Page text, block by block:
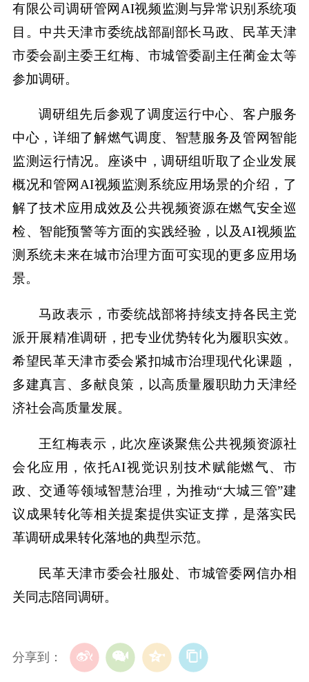
有限公司调研管网AI视频监测与异常识别系统项
目。中共天津市委统战部副部长马政、民革天津
市委会副主委王红梅、市城管委副主任蔺金太等
参加调研。
调研组先后参观了调度运行中心、客户服务
中心，详细了解燃气调度、智慧服务及管网智能
监测运行情况。座谈中，调研组听取了企业发展
概况和管网AI视频监测系统应用场景的介绍，了
解了技术应用成效及公共视频资源在燃气安全巡
检、智能预警等方面的实践经验，以及AI视频监
测系统未来在城市治理方面可实现的更多应用场
景。
马政表示，市委统战部将持续支持各民主党
派开展精准调研，把专业优势转化为履职实效。
希望民革天津市委会紧扣城市治理现代化课题，
多建真言、多献良策，以高质量履职助力天津经
济社会高质量发展。
王红梅表示，此次座谈聚焦公共视频资源社
会化应用，依托AI视觉识别技术赋能燃气、市
政、交通等领域智慧治理，为推动“大城三管”建
议成果转化等相关提案提供实证支撑，是落实民
革调研成果转化落地的典型示范。
民革天津市委会社服处、市城管委网信办相
关同志陪同调研。
分享到：